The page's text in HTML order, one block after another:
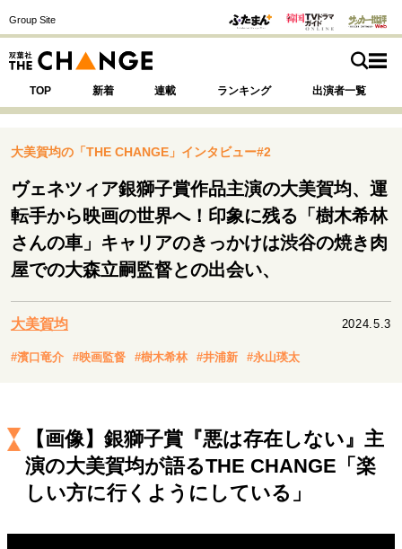
Group Site
TOP 新着 連載 ランキング 出演者一覧
SPECIAL 注目の記事テーマで探す
サイトの核・哲学
未知への挑戦
セカンドキャリアの描き方
独立という決断
大人の学び直し
ファーストキャリアを拓く
夢を掴む選択
大美賀均の「THE CHANGE」インタビュー#2
ヴェネツィア銀獅子賞作品主演の大美賀均、運
転手から映画の世界へ！印象に残る「樹木希林
さんの車」キャリアのきっかけは渋谷の焼き肉
屋での大森立嗣監督との出会い、
大美賀均 2024.5.3
#濱口竜介 #映画監督 #樹木希林 #井浦新 #永山瑛太
【画像】銀獅子賞『悪は存在しない』主
演の大美賀均が語るTHE CHANGE「楽
しい方に行くようにしている」